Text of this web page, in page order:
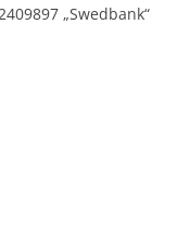
„Swedbank“